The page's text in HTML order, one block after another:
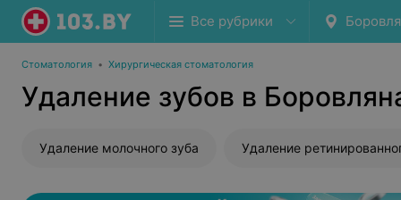
Все рубрики
Стоматология • Хирургическая стоматология
Удаление зубов в
Удаление молочного зуба Удаление